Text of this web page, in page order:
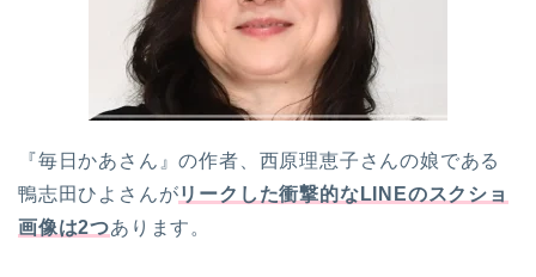
『毎日かあさん』の作者、西原理恵子さんの娘である
鴨志田ひよさんがリークした衝撃的なLINEのスクショ
画像は2つあります。